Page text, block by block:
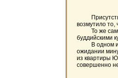
возмутило то,
То же самое
буддийскими
В одном из
ожидании
из квартиры
совершенно